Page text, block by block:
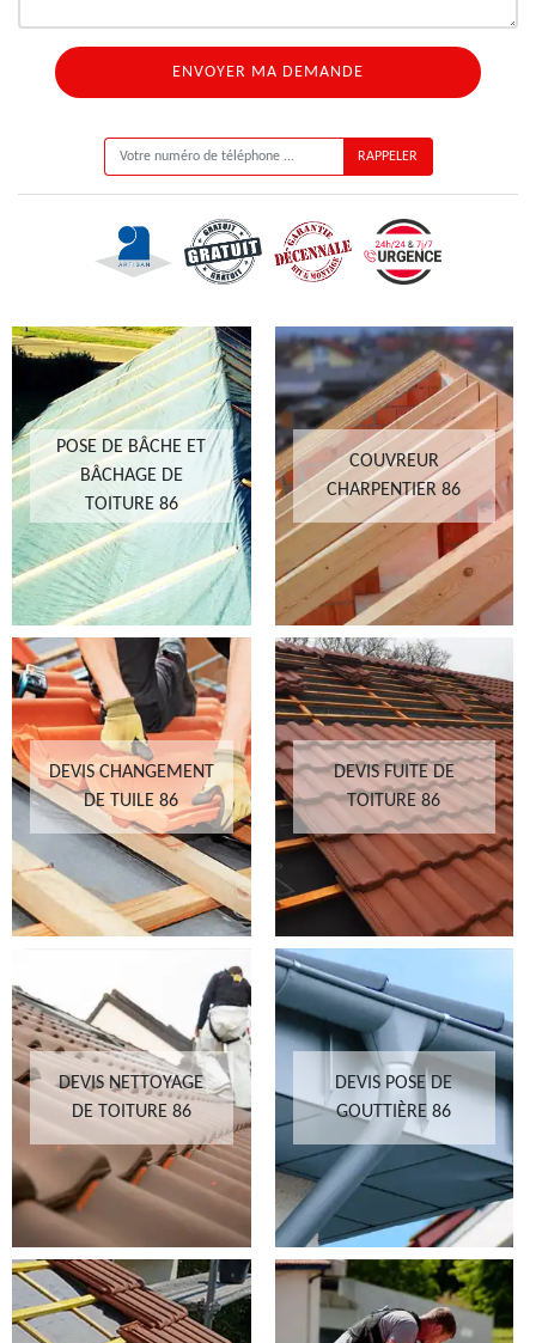
POSE DE BÂCHE ET
BÂCHAGE DE
TOITURE 86
COUVREUR
CHARPENTIER 86
DEVIS CHANGEMENT
DE TUILE 86
DEVIS FUITE DE
TOITURE 86
DEVIS NETTOYAGE
DE TOITURE 86
DEVIS POSE DE
GOUTTIÈRE 86